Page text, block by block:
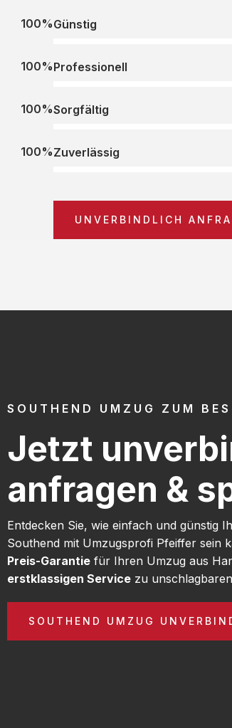
Günstig
100%
Professionell
100%
Sorgfältig
100%
Zuverlässig
100%
UNVERBINDLICH
SOUTHEND UMZUG ZUM
Jetzt
anfragen &
Entdecken Sie, wie einfach und günstig
Southend mit Umzugsprofi Pfeiffer sein
Preis-Garantie für Ihren Umzug aus
erstklassigen Service zu
SOUTHEND UMZUG